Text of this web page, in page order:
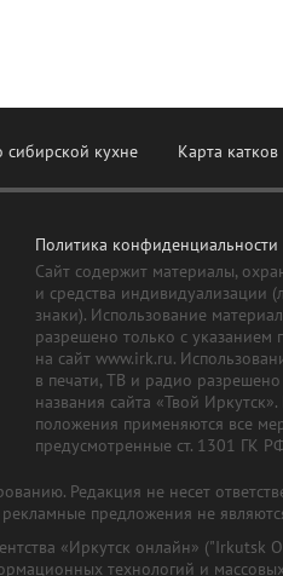
сибирской кухне Карта катков
Политика конфиденциальности
Сайт содержит материалы,
и средства индивидуализации
знаки). Использование
разрешено только с указанием
на сайт www.irk.ru.
в печати, ТВ и радио
названия сайта «Твой
положения применяются все
предусмотренные ст. 1301 ГК
Редакция не несет
предложения не
«Иркутск онлайн»
технологий и